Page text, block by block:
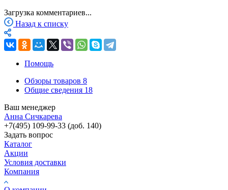
Загрузка комментариев...
Назад к списку
Помощь
Обзоры товаров 8
Общие сведения 18
Ваш менеджер
Анна Сичкарева
+7(495) 109-99-33 (доб. 140)
Задать вопрос
Каталог
Акции
Условия доставки
Компания